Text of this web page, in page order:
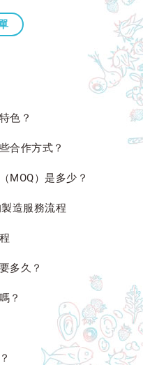
色？
合作方式？
MOQ）是多少？
造服務流程
多久？
？